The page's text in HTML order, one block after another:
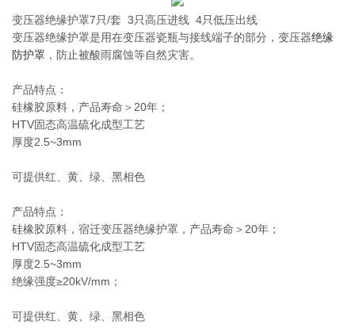
变压器绝缘护罩7只/套 3只高压进线 4只低压出线
变压器绝缘护罩是用在变压器瓷瓶与接线端子的部分，变压器绝缘
防护罩 ，防止被酸雨腐蚀等自然灾害。
产品特点：
硅橡胶原料，产品寿命＞20年；
HTV固态高温硫化成型工艺
厚度2.5~3mm
可提供红、黄、绿、黑相色
产品特点：
硅橡胶原料，宿迁变压器绝缘护罩，产品寿命＞20年；
HTV固态高温硫化成型工艺
厚度2.5~3mm
绝缘强度≥20kV/mm；
可提供红、黄、绿、黑相色